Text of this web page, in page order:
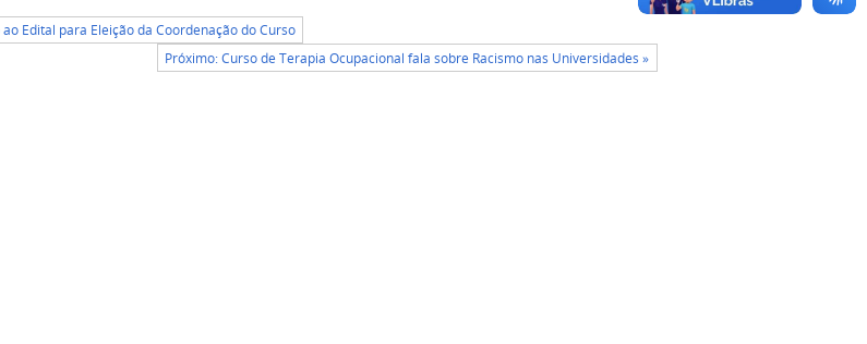
Edital para Eleição da Coordenação do Curso
Próximo: Curso de Terapia Ocupacional fala sobre Racismo nas Universidades »